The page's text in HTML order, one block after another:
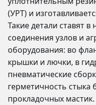
(УРТ) и
Такие детали ставят
соединения узлов и
оборудования: во
крышки и лючки, в
пневматические
герметичность стыка
прокладочных